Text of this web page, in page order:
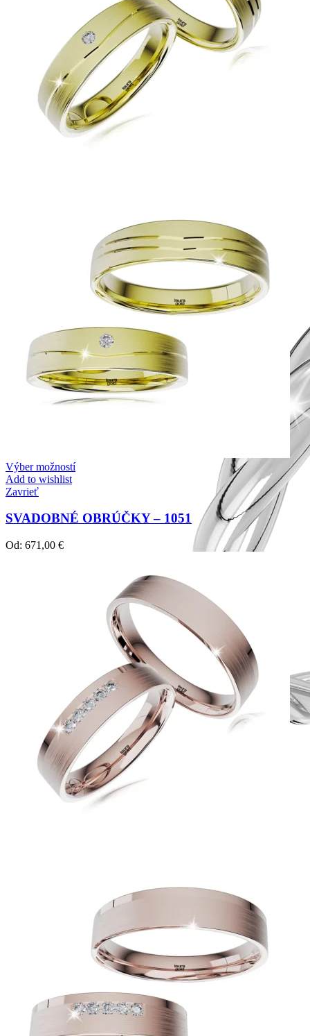
Diamond Line
Zásnubné prstne z kolekcie Diamonds line.
Twist Elegance
Zásnubné prstne z kolekcie Twist Elegance.
Výber možností
Add to wishlist
Zavrieť
SVADOBNÉ OBRÚČKY – 1051
Od: 671,00 €